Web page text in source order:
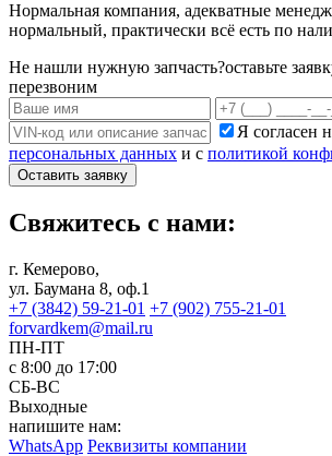
Нормальная компания, адекватные
нормальный, практически всё есть по
Не нашли нужную запчасть?оставьте
перезвоним
Я согласен
персональных данных и с политикой
Оставить заявку
Свяжитесь с нами:
г. Кемерово,
ул. Баумана 8, оф.1
+7 (3842) 59-21-01 +7 (902) 755-21-01
forvardkem@mail.ru
ПН-ПТ
с 8:00 до 17:00
СБ-ВС
Выходные
напишите нам:
WhatsApp Реквизиты компании